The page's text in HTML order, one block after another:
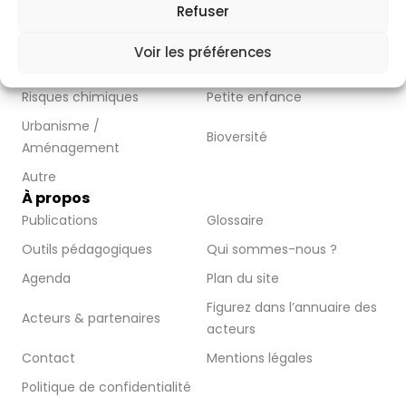
Refuser
Voir les préférences
Eau
Moustique Tigre
Risques chimiques
Petite enfance
Urbanisme /
Aménagement
Bioversité
Autre
À propos
Publications
Glossaire
Outils pédagogiques
Qui sommes-nous ?
Agenda
Plan du site
Acteurs & partenaires
Figurez dans l’annuaire des
acteurs
Contact
Mentions légales
Politique de confidentialité